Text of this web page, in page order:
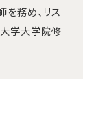
務め、リス
学大学院修